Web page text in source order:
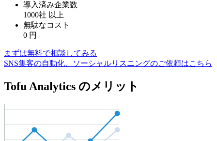
導入済み企業数
1000社 以上
無駄なコスト
0 円
まずは無料で相談してみる
SNS集客の自動化、ソーシャルリスニングのご依頼はこちら
Tofu Analytics のメリット